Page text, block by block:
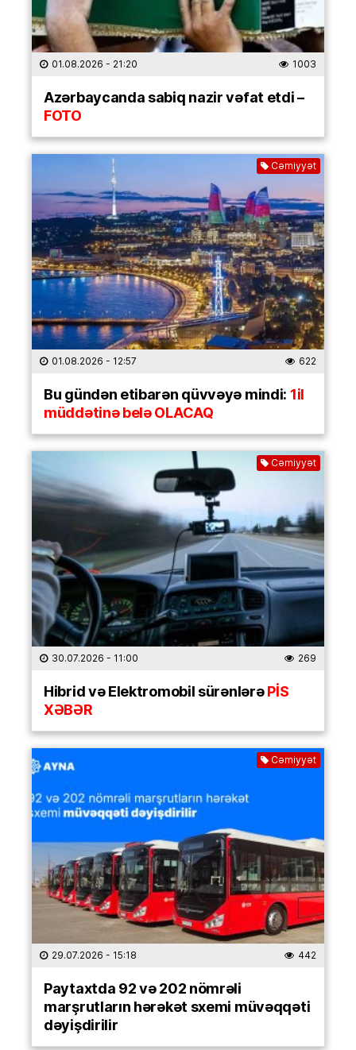
01.08.2026 - 21:20 1003
Azərbaycanda sabiq nazir vəfat etdi –
FOTO
Cəmiyyət
01.08.2026 - 12:57 622
Bu gündən etibarən qüvvəyə mindi: 1il
müddətinə belə OLACAQ
Cəmiyyət
30.07.2026 - 11:00 269
Hibrid və Elektromobil sürənlərəPİS
XƏBƏR
Cəmiyyət
29.07.2026 - 15:18 442
Paytaxtda 92 və 202 nömrəli
marşrutların hərəkət sxemi müvəqqəti
dəyişdirilir